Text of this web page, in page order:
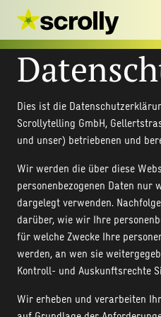
Dies ist die
Scrollytelling GmbH,
und unser) betriebenen und
Wir werden die über diese
personenbezogenen Daten nur
dargelegt verwenden.
darüber, wie wir Ihre
für welche Zwecke Ihre
werden, an wen sie
Kontroll- und Auskunftsrechte
Wir erheben und verarbeiten